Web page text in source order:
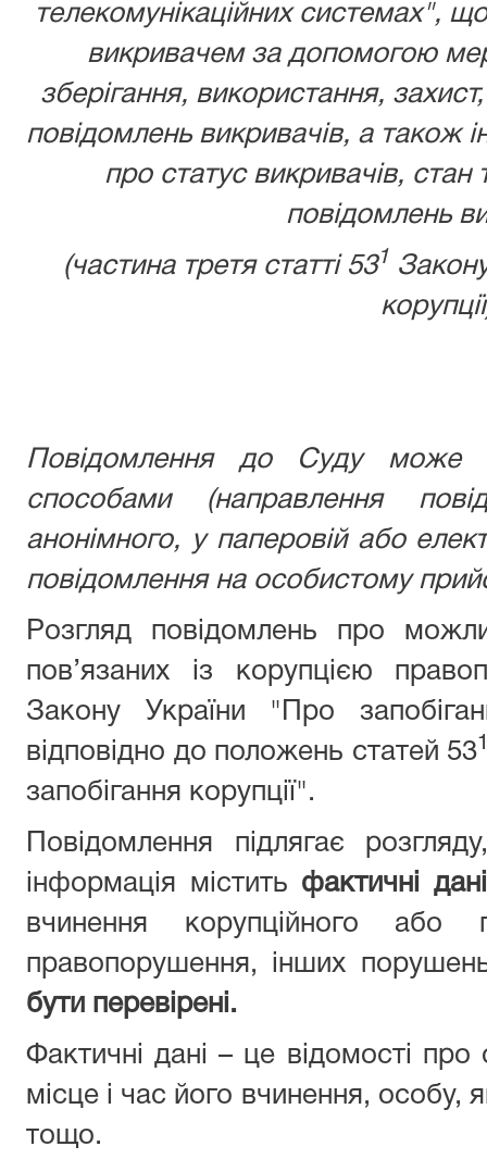
телекомунікаційних системах",
викривачем за допомогою
зберігання, використання,
повідомлень викривачів, а також
про статус викривачів, стан
повідомлень
(частина третя статті 531
Повідомлення до Суду може
способами (направлення
анонімного, у паперовій або
повідомлення на особистому
Розгляд повідомлень про
пов’язаних із корупцією
Закону України "Про
відповідно до положень статей 53
запобігання корупції".
Повідомлення підлягає
інформація містить фактичні
вчинення корупційного або
правопорушення, інших
бути перевірені.
Фактичні дані – це відомості
місце і час його вчинення,
тощо.